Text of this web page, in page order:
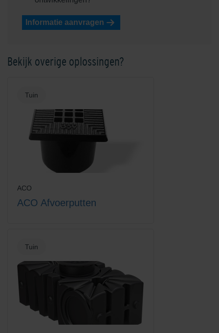
Euroline goot zonder rooster
Euroline hoekelement met slot
Euroline losse emmer voor
vuilvanger
Euroline vuilvanger + emmer
Informatie aanvragen
Bekijk overige oplossingen?
Tuin
ACO
ACO Afvoerputten
Tuin